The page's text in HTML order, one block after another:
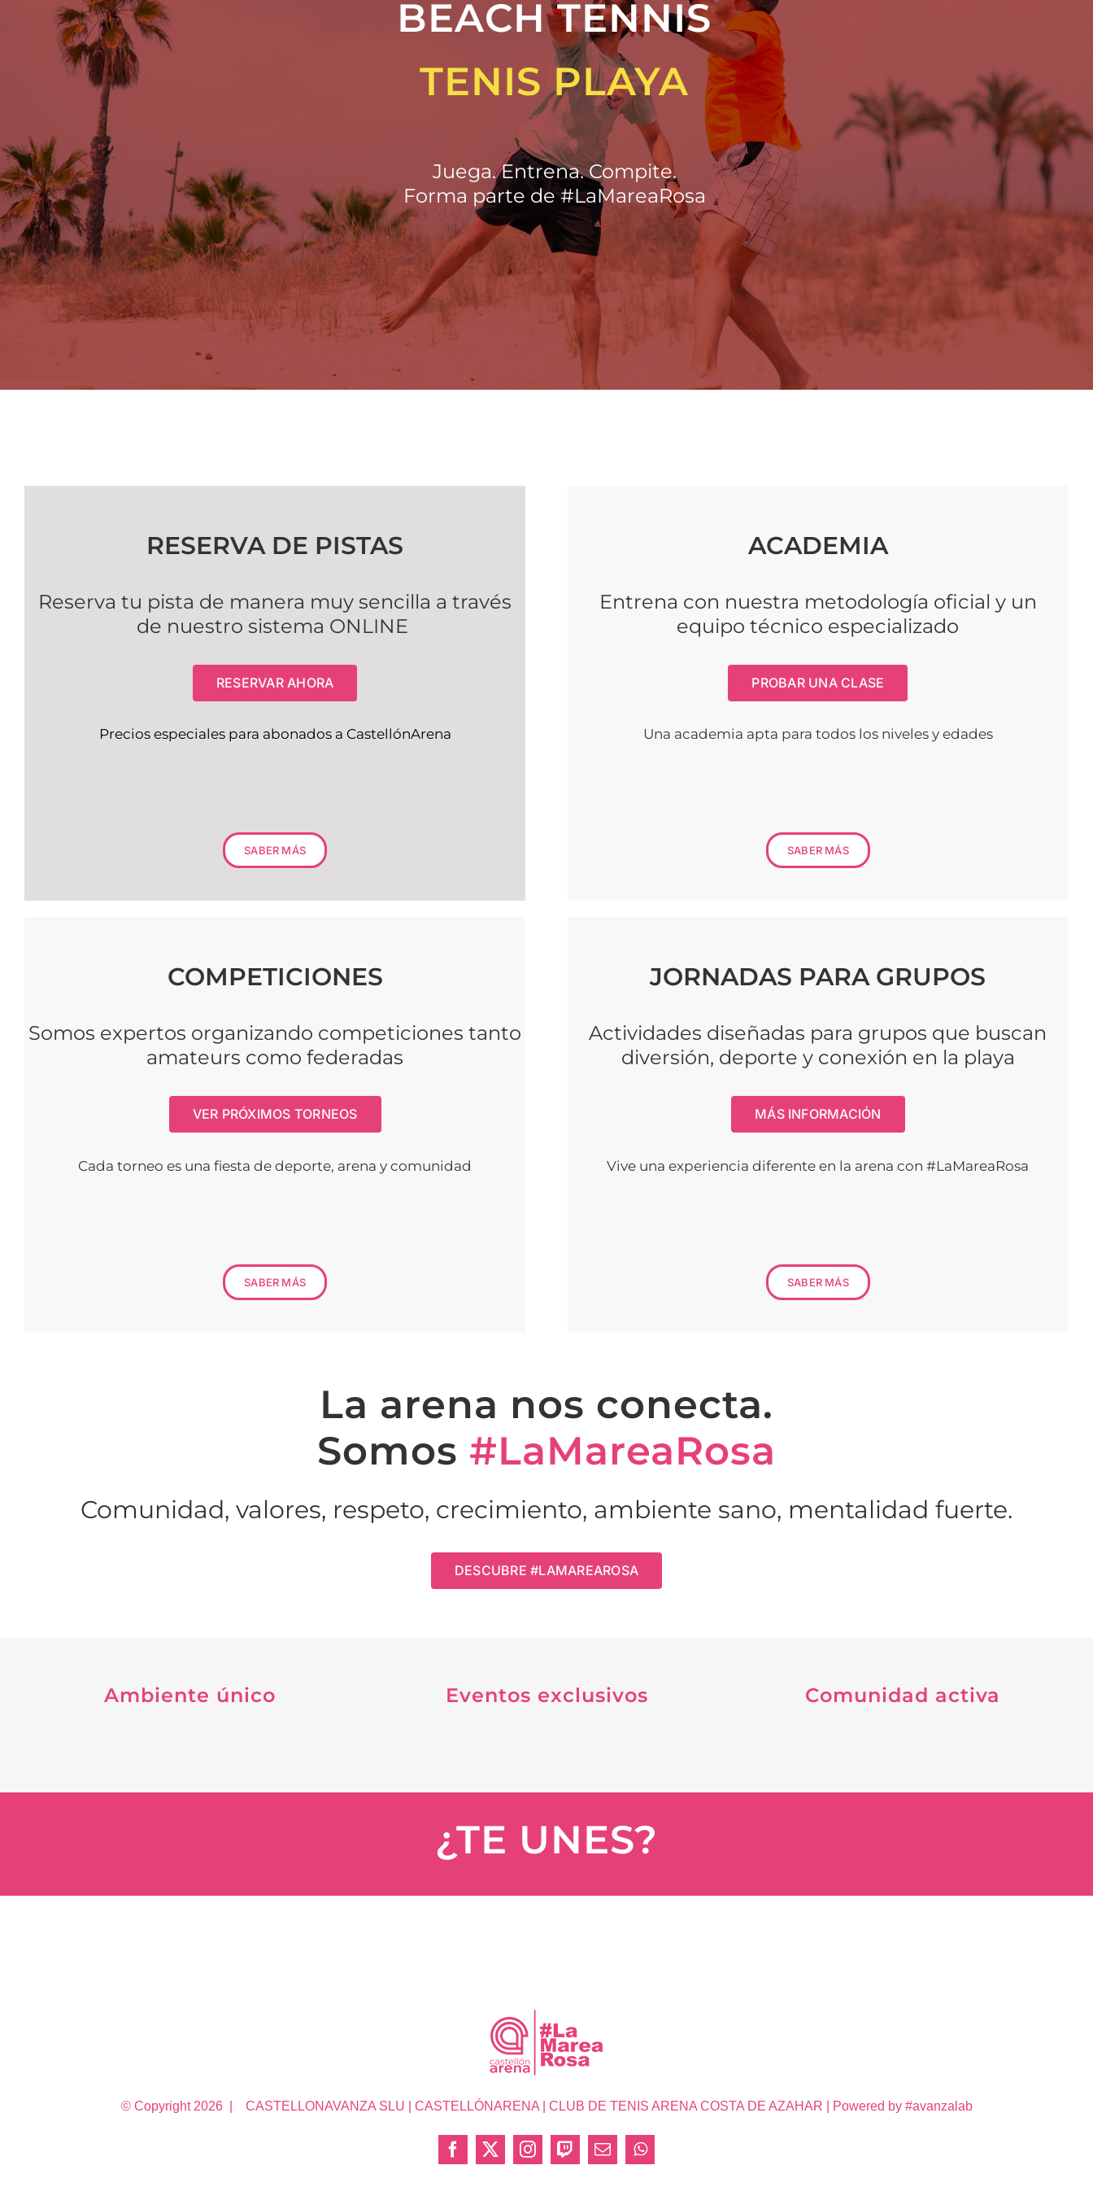
BEACH TENNIS
TENIS PLAYA
Juega. Entrena. Compite.
Forma parte de #LaMareaRosa
RESERVA DE PISTAS
Reserva tu pista de manera muy sencilla a través
de nuestro sistema ONLINE
RESERVAR AHORA
Precios especiales para abonados a CastellónArena
SABER MÁS
ACADEMIA
Entrena con nuestra metodología oficial y un
equipo técnico especializado
PROBAR UNA CLASE
Una academia apta para todos los niveles y edades
SABER MÁS
COMPETICIONES
Somos expertos organizando competiciones tanto
amateurs como federadas
VER PRÓXIMOS TORNEOS
Cada torneo es una fiesta de deporte, arena y comunidad
SABER MÁS
JORNADAS PARA GRUPOS
Actividades diseñadas para grupos que buscan
diversión, deporte y conexión en la playa
MÁS INFORMACIÓN
Vive una experiencia diferente en la arena con #LaMareaRosa
SABER MÁS
La arena nos conecta.
Somos #LaMareaRosa
Comunidad, valores, respeto, crecimiento, ambiente sano, mentalidad fuerte.
DESCUBRE #LAMAREAROSA
Ambiente único Eventos exclusivos Comunidad activa
¿TE UNES?
© Copyright 2026 | CASTELLONAVANZA SLU | CASTELLÓNARENA | CLUB DE TENIS ARENA COSTA DE AZAHAR | Powered by #avanzalab
Facebook
X InstagramTwitchCorreoWhatsApp